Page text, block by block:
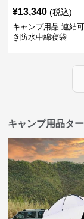
¥13,340 (税込)
キャンプ用品 連結
き防水中綿寝袋
キャンプ用品タ